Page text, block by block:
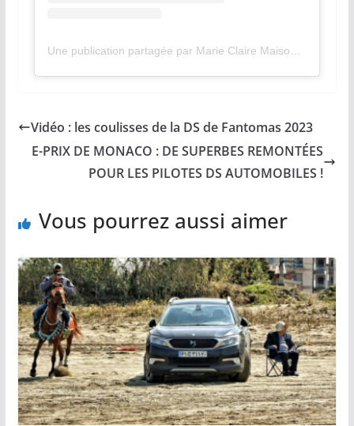
Une publication partagée par Marie Claire Maison Italia (@marieclairemaisonitalia)
Vidéo : les coulisses de la DS de Fantomas 2023
E-PRIX DE MONACO : DE SUPERBES REMONTÉES
POUR LES PILOTES DS AUTOMOBILES !
Vous pourrez aussi aimer